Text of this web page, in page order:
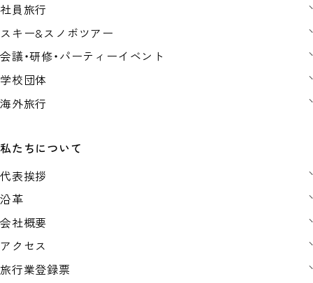
社員旅行
スキー&スノボツアー
会議・研修・パーティーイベント
学校団体
海外旅行
私たちについて
代表挨拶
沿革
会社概要
アクセス
旅行業登録票